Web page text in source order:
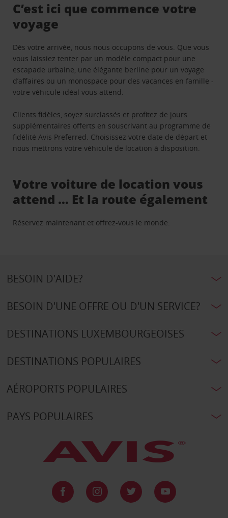
C’est ici que commence votre
voyage
Dès votre arrivée, nous nous occupons de vous. Que vous
vous laissiez tenter par un modèle compact pour une
escapade urbaine, une élégante berline pour un voyage
d’affaires ou un monospace pour des vacances en famille -
votre véhicule idéal vous attend.
Clients fidèles, soyez surclassés et profitez de jours
supplémentaires offerts en souscrivant au programme de
fidélitéAvis Preferred. Choisissez votre date de départ et
nous mettrons votre véhicule de location à disposition.
Votre voiture de location vous
attend … Et la route également
Réservez maintenant et offrez-vous le monde.
BESOIN D'AIDE?
BESOIN D'UNE OFFRE OU D'UN SERVICE?
DESTINATIONS LUXEMBOURGEOISES
DESTINATIONS POPULAIRES
AÉROPORTS POPULAIRES
PAYS POPULAIRES